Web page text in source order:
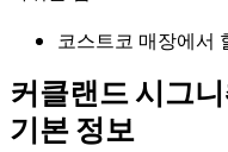
코스트코 매장에서
커클랜드 시그
기본 정보